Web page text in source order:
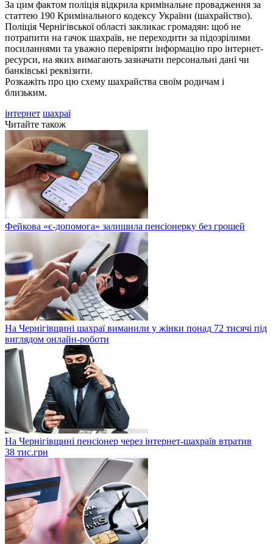
За цим фактом поліція відкрила кримінальне провадження за
статтею 190 Кримінального кодексу України (шахрайство).
Поліція Чернігівської області закликає громадян: щоб не
потрапити на гачок шахраїв, не переходити за підозрілими
посиланнями та уважно перевіряти інформацію про інтернет-
ресурси, на яких вимагають зазначати персональні дані чи
банківські реквізити.
Розкажіть про цю схему шахрайства своїм родичам і
близьким.
інтернет шахраї
Читайте також
Фейкова «є-допомога» залишила пенсіонерку без грошей
На Чернігівщині шахраї виманили у жінки понад 72 тисячі під
виглядом онлайн-роботи
На Чернігівщині пенсіонер через інтернет-шахраїв втратив
38 тис.грн